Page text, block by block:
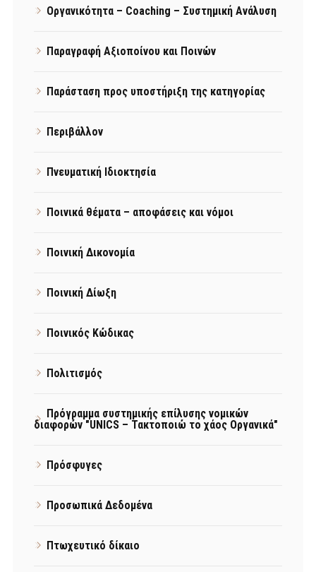
Οργανικότητα – Coaching – Συστημική Ανάλυση
Παραγραφή Αξιοποίνου και Ποινών
Παράσταση προς υποστήριξη της κατηγορίας
Περιβάλλον
Πνευματική Ιδιοκτησία
Ποινικά θέματα – αποφάσεις και νόμοι
Ποινική Δικονομία
Ποινική Δίωξη
Ποινικός Κώδικας
Πολιτισμός
Πρόγραμμα συστημικής επίλυσης νομικών
διαφορών "UNICS – Τακτοποιώ το χάος Οργανικά"
Πρόσφυγες
Προσωπικά Δεδομένα
Πτωχευτικό δίκαιο